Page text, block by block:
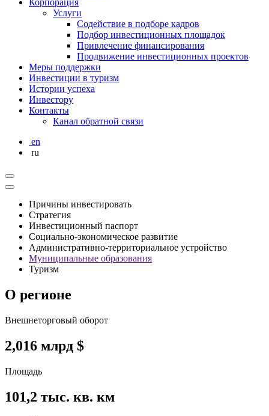
Корпорация
Услуги
Cодействие в подборе кадров
Подбор инвестиционных площадок
Привлечение финансирования
Продвижение инвестиционных проектов
Меры поддержки
Инвестиции в туризм
Истории успеха
Инвестору
Контакты
Канал обратной связи
en
ru
Причины инвестировать
Стратегия
Инвестиционный паспорт
Социально-экономическое развитие
Административно-территориальное устройство
Муниципальные образования
Туризм
О регионе
Внешнеторговый оборот
2,016 млрд $
Площадь
101,2 тыс. кв. км